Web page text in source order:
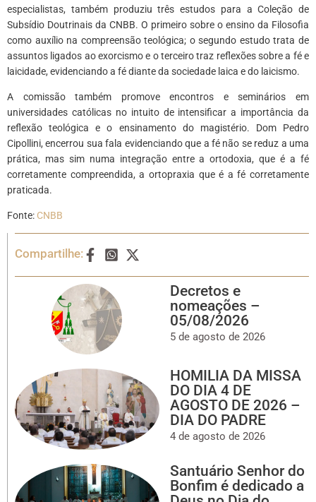
especialistas, também produziu três estudos para a Coleção de
Subsídio Doutrinais da CNBB. O primeiro sobre o ensino da Filosofia
como auxílio na compreensão teológica; o segundo estudo trata de
assuntos ligados ao exorcismo e o terceiro traz reflexões sobre a fé e
laicidade, evidenciando a fé diante da sociedade laica e do laicismo.
A comissão também promove encontros e seminários em
universidades católicas no intuito de intensificar a importância da
reflexão teológica e o ensinamento do magistério. Dom Pedro
Cipollini, encerrou sua fala evidenciando que a fé não se reduz a uma
prática, mas sim numa integração entre a ortodoxia, que é a fé
corretamente compreendida, a ortopraxia que é a fé corretamente
praticada.
Fonte: CNBB
Compartilhe:
Decretos e
nomeações –
05/08/2026
5 de agosto de 2026
HOMILIA DA MISSA
DO DIA 4 DE
AGOSTO DE 2026 –
DIA DO PADRE
4 de agosto de 2026
Santuário Senhor do
Bonfim é dedicado a